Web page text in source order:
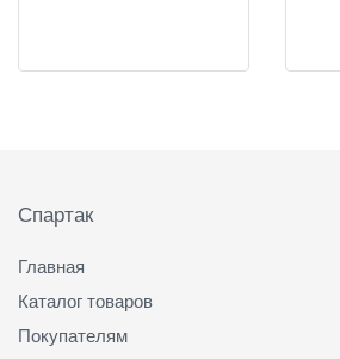
Спартак
Главная
Каталог товаров
Покупателям